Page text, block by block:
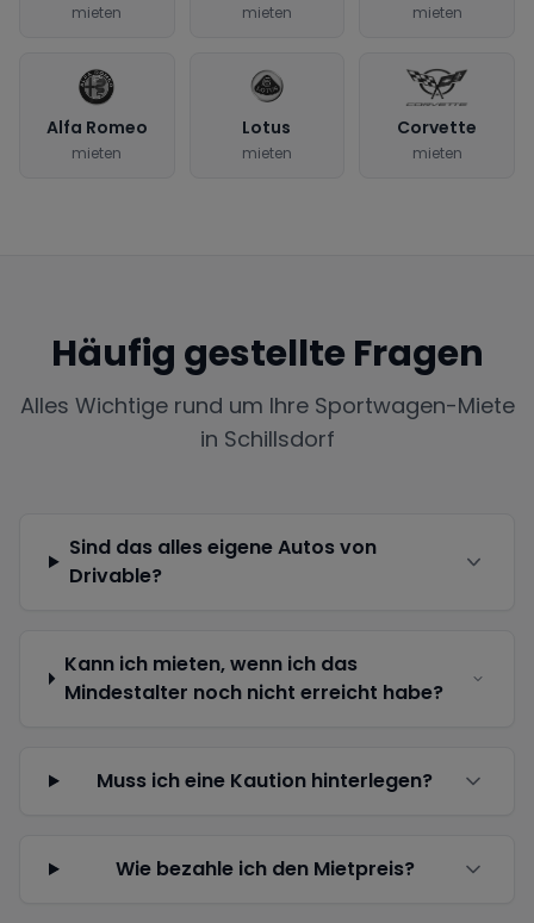
mieten mieten mieten
Alfa Romeo
mieten
Lotus
mieten
Corvette
mieten
Häufig gestellte Fragen
Alles Wichtige rund um Ihre Sportwagen-Miete
in Schillsdorf
Sind das alles eigene Autos von
Drivable?
Kann ich mieten, wenn ich das
Mindestalter noch nicht erreicht habe?
Muss ich eine Kaution hinterlegen?
Wie bezahle ich den Mietpreis?